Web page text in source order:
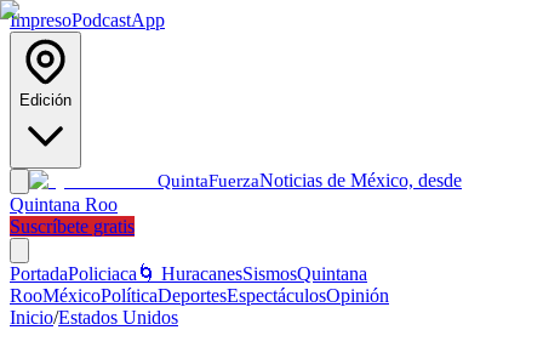
ImpresoPodcastApp
Edición
QuintaFuerzaNoticias de México, desde
Quintana Roo
Suscríbete gratis
PortadaPoliciaca 🌀 HuracanesSismosQuintana
RooMéxicoPolíticaDeportesEspectáculosOpinión
Inicio/Estados Unidos